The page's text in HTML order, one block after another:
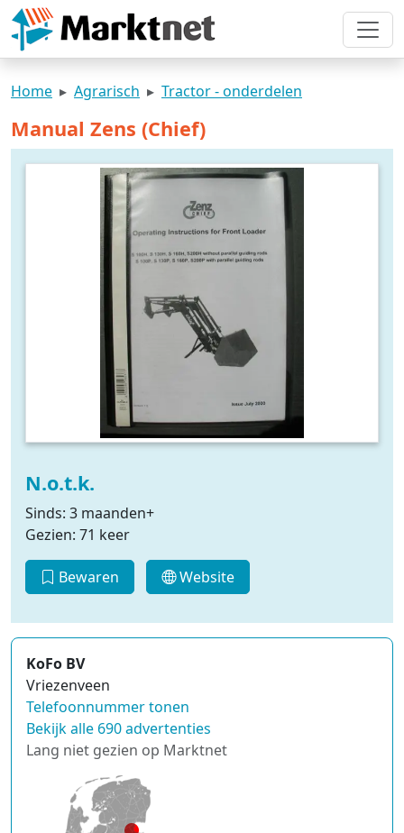
Home Agrarisch Tractor - onderdelen
Manual Zens (Chief)
N.o.t.k.
Sinds: 3 maanden+
Gezien: 71 keer
Bewaren Website
KoFo BV
Vriezenveen
Telefoonnummer tonen
Bekijk alle 690 advertenties
Lang niet gezien op Marktnet